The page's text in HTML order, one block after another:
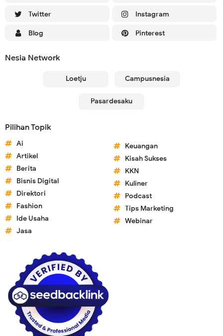
Twitter Instagram
Blog Pinterest
Nesia Network
Loetju Campusnesia
Pasardesaku
Pilihan Topik
Ai
Artikel
Berita
Bisnis Digital
Direktori
Fashion
Ide Usaha
Jasa
Keuangan
Kisah Sukses
KKN
Kuliner
Podcast
Tips Marketing
Webinar